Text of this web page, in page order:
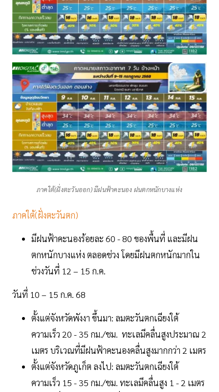
ภาคใต้(ฝั่งตะวันออก) มีฝนฟ้าคะนอง ฝนตกหนักบางแห่ง
ภาคใต้(ฝั่งตะวันตก)
มีฝนฟ้าคะนองร้อยละ 60 - 80 ของพื้นที่ และมีฝน
ตกหนักบางแห่ง ตลอดช่วง โดยมีฝนตกหนักมากใน
ช่วงวันที่ 12 – 15 ก.ค.
วันที่ 10 – 15 ก.ค. 68
ตั้งแต่จังหวัดพังงา ขึ้นมา: ลมตะวันตกเฉียงใต้
ความเร็ว 20 - 35 กม./ชม. ทะเลมีคลื่นสูงประมาณ 2
เมตร บริเวณที่มีฝนฟ้าคะนองคลื่นสูงมากกว่า 2 เมตร
ตั้งแต่จังหวัดภูเก็ต ลงไป: ลมตะวันตกเฉียงใต้
ความเร็ว 15 - 35 กม./ชม. ทะเลมีคลื่นสูง 1 - 2 เมตร